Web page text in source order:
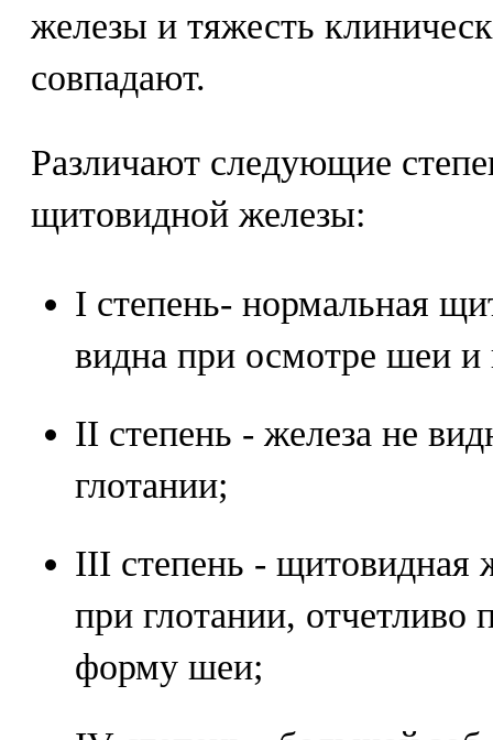
железы и тяжесть
совпадают.
Различают следующие
щитовидной железы:
I степень- нормальная
видна при осмотре шеи и
II степень - железа не
глотании;
III степень - щитовидная
при глотании, отчетливо
форму шеи;